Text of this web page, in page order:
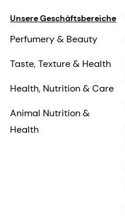
Unsere Geschäftsbereiche
Perfumery & Beauty
Taste, Texture & Health
Health, Nutrition & Care
Animal Nutrition &
Health